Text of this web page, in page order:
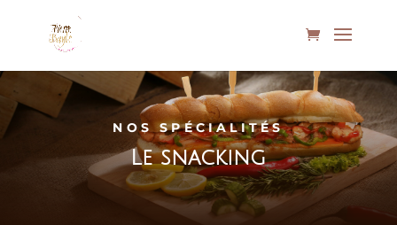
NOS SPÉCIALITÉS
Le snacking